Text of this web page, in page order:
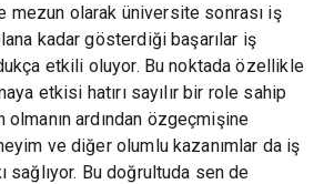
mezun olarak üniversite sonrası iş
kadar gösterdiği başarılar iş
etkili oluyor. Bu noktada özellikle
etkisi hatırı sayılır bir role sahip
olmanın ardından özgeçmişine
ve diğer olumlu kazanımlar da iş
sağlıyor. Bu doğrultuda sen de